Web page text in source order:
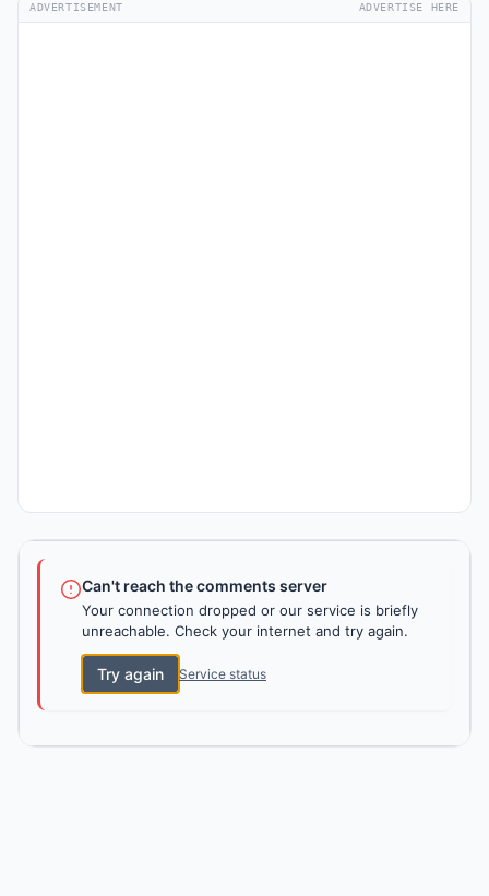
ADVERTISEMENT ADVERTISE HERE
Can't reach the comments server
Your connection dropped or our service is briefly
unreachable. Check your internet and try again.
Try again Service status